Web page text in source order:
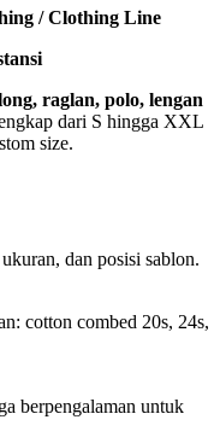
/ Clothing Line
raglan, polo, lengan
dari S hingga XXL
size.
dan posisi sablon.
cotton combed 20s, 24s,
berpengalaman untuk